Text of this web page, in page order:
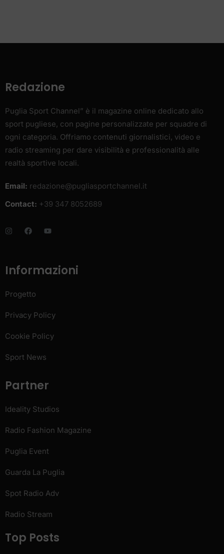
Redazione
Puglia Sport Channel” è il magazine online dedicato allo
sport pugliese, con pagine personalizzate per squadre di
ogni categoria. Offriamo contenuti giornalistici, video e
radio streaming per dare visibilità e professionalità alle
realtà sportive locali.
Email: redazione@pugliasportchannel.it
Contact: +39 347 8052689
Informazioni
Progetto
Privacy Policy
Cookie Policy
Sport News
Partner
Ideality Studios
Radio Fashion Magazine
Puglia Event
Guarda La Puglia
Spot Radio Adv
Radio Stream
Top Posts